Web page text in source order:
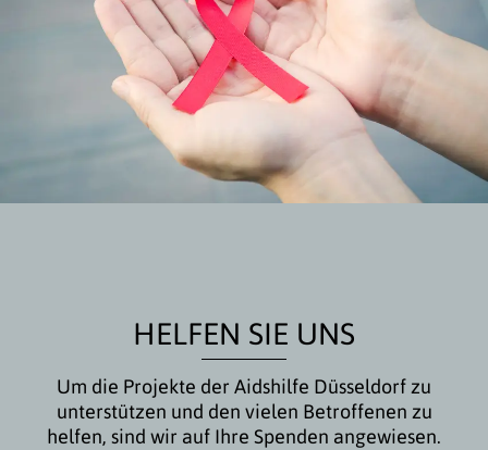
HELFEN SIE UNS
Um die Projekte der Aidshilfe Düsseldorf zu
unterstützen und den vielen Betroffenen zu
helfen, sind wir auf Ihre Spenden angewiesen.